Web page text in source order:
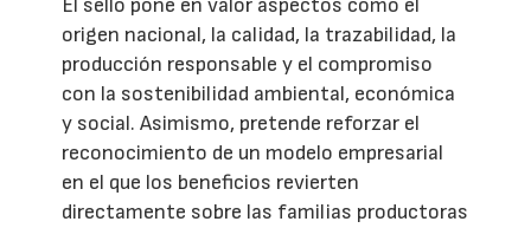
El sello pone en valor aspectos como el
origen nacional, la calidad, la trazabilidad, la
producción responsable y el compromiso
con la sostenibilidad ambiental, económica
y social. Asimismo, pretende reforzar el
reconocimiento de un modelo empresarial
en el que los beneficios revierten
directamente sobre las familias productoras